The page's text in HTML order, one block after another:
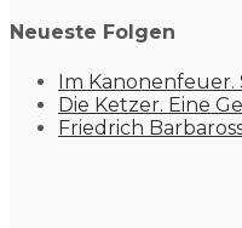
Neueste Folgen
Im
Die Ketzer. Eine
Friedrich